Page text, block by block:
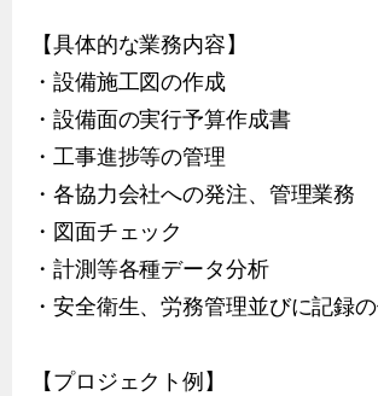
【具体的な業務内容】
・設備施工図の作成
・設備面の実行予算作成書
・工事進捗等の管理
・各協力会社への発注、管理業務
・図面チェック
・計測等各種データ分析
・安全衛生、労務管理並びに記録
【プロジェクト例】